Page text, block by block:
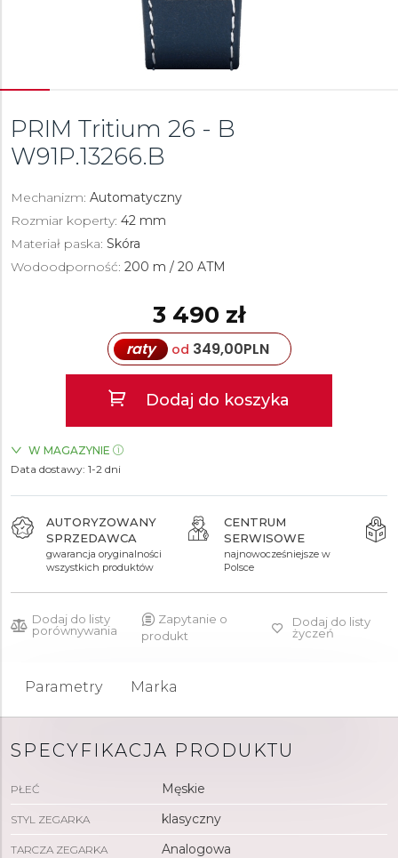
PRIM Tritium 26 - B
W91P.13266.B
Mechanizm: Automatyczny
Rozmiar koperty: 42 mm
Materiał paska: Skóra
Wodoodporność: 200 m / 20 ATM
3 490 zł
raty od 349,00PLN
Dodaj do koszyka
W MAGAZYNIE
ZEGARKI.PL Sky Tower Wrocław
Data dostawy: 1-2 dni
AUTORYZOWANY
SPRZEDAWCA
gwarancja oryginalności
wszystkich produktów
CENTRUM
SERWISOWE
najnowocześniejsze w
Polsce
Dodaj do listy
porównywania
Zapytanie o
produkt
Dodaj do listy
życzeń
Parametry Marka
SPECYFIKACJA PRODUKTU
PŁEĆ Męskie
STYL ZEGARKA klasyczny
TARCZA ZEGARKA Analogowa